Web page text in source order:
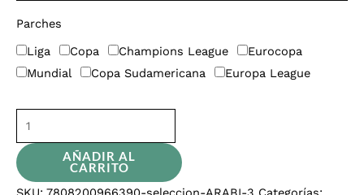
Parches
Liga
Copa Champions League
Eurocopa
Mundial
Copa Sudamericana Europa League
AÑADIR AL
CARRITO